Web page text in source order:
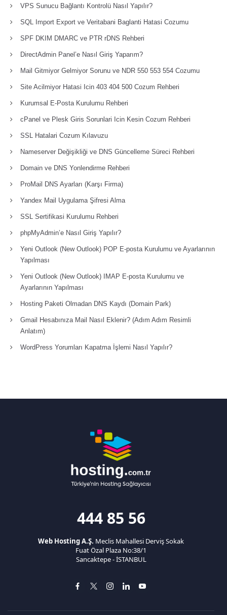
VPS Sunucu Bağlantı Kontrolü Nasıl Yapılır?
SQL Import Export ve Veritabani Baglanti Hatasi Cozumu
SPF DKIM DMARC ve PTR rDNS Rehberi
DirectAdmin Panel’e Nasıl Giriş Yaparım?
Mail Gitmiyor Gelmiyor Sorunu ve NDR 550 553 554 Cozumu
Site Acilmiyor Hatasi Icin 403 404 500 Cozum Rehberi
Kurumsal E-Posta Kurulumu Rehberi
cPanel ve Plesk Giris Sorunlari Icin Kesin Cozum Rehberi
SSL Hatalari Cozum Kılavuzu
Nameserver Değişikliği ve DNS Güncelleme Süreci Rehberi
Domain ve DNS Yonlendirme Rehberi
ProMail DNS Ayarları (Karşı Firma)
Yandex Mail Uygulama Şifresi Alma
SSL Sertifikasi Kurulumu Rehberi
phpMyAdmin’e Nasıl Giriş Yapılır?
Yeni Outlook (New Outlook) POP E-posta Kurulumu ve Ayarlarının
Yapılması
Yeni Outlook (New Outlook) IMAP E-posta Kurulumu ve
Ayarlarının Yapılması
Hosting Paketi Olmadan DNS Kaydı (Domain Park)
Gmail Hesabınıza Mail Nasıl Eklenir? (Adım Adım Resimli
Anlatım)
WordPress Yorumları Kapatma İşlemi Nasıl Yapılır?
444 85 56
Web Hosting A.Ş. Meclis Mahallesi Derviş Sokak
Fuat Özal Plaza No:38/1
Sancaktepe - İSTANBUL